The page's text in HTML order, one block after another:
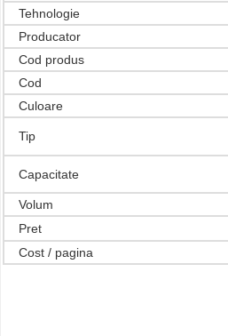
Tehnologie
Producator
Cod produs
Cod
Culoare
Tip
Capacitate
Volum
Pret
Cost / pagina